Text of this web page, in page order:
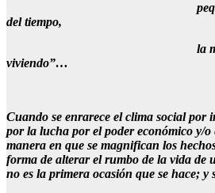
del tiempo,
la
viviendo”…
Cuando se enrarece el clima social por
por la lucha por el poder económico y/
manera en que se magnifican los
forma de alterar el rumbo de la vida de
no es la primera ocasión que se hace; y